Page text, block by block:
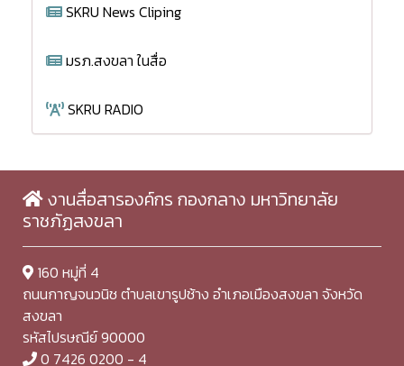
SKRU News Cliping
มรภ.สงขลา ในสื่อ
SKRU RADIO
งานสื่อสารองค์กร กองกลาง มหาวิทยาลัย
ราชภัฏสงขลา
160 หมู่ที่ 4
ถนนกาญจนวนิช ตำบลเขารูปช้าง อำเภอเมืองสงขลา จังหวัด
สงขลา
รหัสไปรษณีย์ 90000
0 7426 0200 - 4